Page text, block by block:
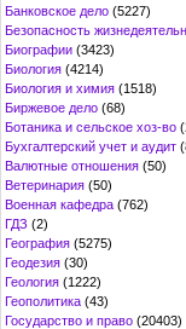
Банковское дело (5227)
Безопасность
Биографии (3423)
Биология (4214)
Биология и химия (1518)
Биржевое дело (68)
Ботаника и сельское хоз-во
Бухгалтерский учет и аудит
Валютные отношения (50)
Ветеринария (50)
Военная кафедра (762)
ГДЗ (2)
География (5275)
Геодезия (30)
Геология (1222)
Геополитика (43)
Государство и право (20403)